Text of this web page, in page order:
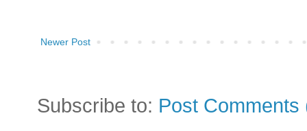
Newer Post
Subscribe to: Post Comments